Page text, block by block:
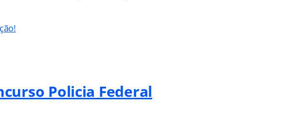
Policia Federal